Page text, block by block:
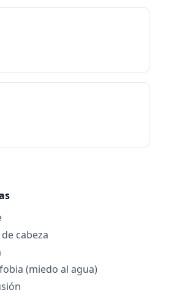
cabeza
(miedo al agua)